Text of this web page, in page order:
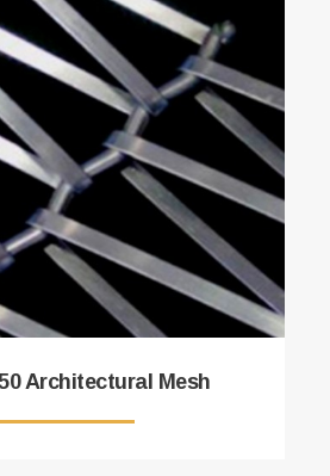
Architectural Mesh